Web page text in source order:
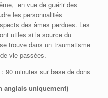
en vue de guérir des
les personnalités
des âmes perdues. Les
utiles si la source du
trouve dans un traumatisme
vie passées.
90 minutes sur base de dons
anglais uniquement)